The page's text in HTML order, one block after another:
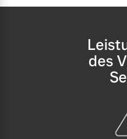
Finanzierung &
des